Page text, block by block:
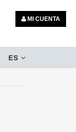
MI CUENTA
ES